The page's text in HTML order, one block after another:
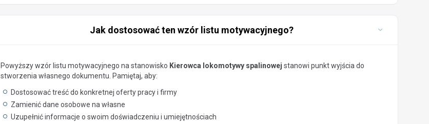
Jak dostosować ten wzór listu motywacyjnego?
Powyższy wzór listu motywacyjnego na stanowisko Kierowca lokomotywy spalinowej stanowi punkt wyjścia do
stworzenia własnego dokumentu. Pamiętaj, aby:
Dostosować treść do konkretnej oferty pracy i firmy
Zamienić dane osobowe na własne
Uzupełnić informacje o swoim doświadczeniu i umiejętnościach